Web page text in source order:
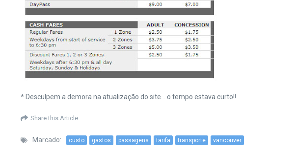
* Desculpem a demora na atualização do site… o tempo estava curto!!
Share this Article
Marcado: custo gastos passagens tarifa transporte vancouver